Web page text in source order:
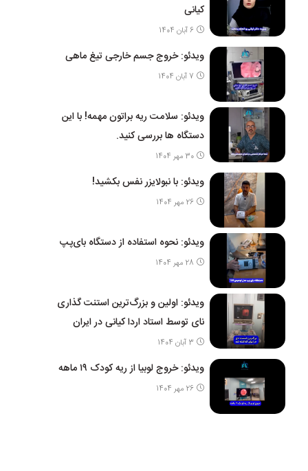
کیانی
6 آبان 1404
ویدئو: خروج جسم خارجی تیغ ماهی
7 آبان 1404
ویدئو: سلامت ریه براتون مهمه! با این
دستگاه ها بررسی کنید.
30 مهر 1404
ویدئو: با نبولایزر نفس بکشید!
26 مهر 1404
ویدئو: نحوه استفاده از دستگاه بای‌پپ
28 مهر 1404
ویدئو: اولین و بزرگ‌ترین استنت گذاری
نای توسط استاد اردا کیانی در ایران
3 آبان 1404
ویدئو: خروج لوبیا از ریه کودک ۱۹ ماهه
26 مهر 1404